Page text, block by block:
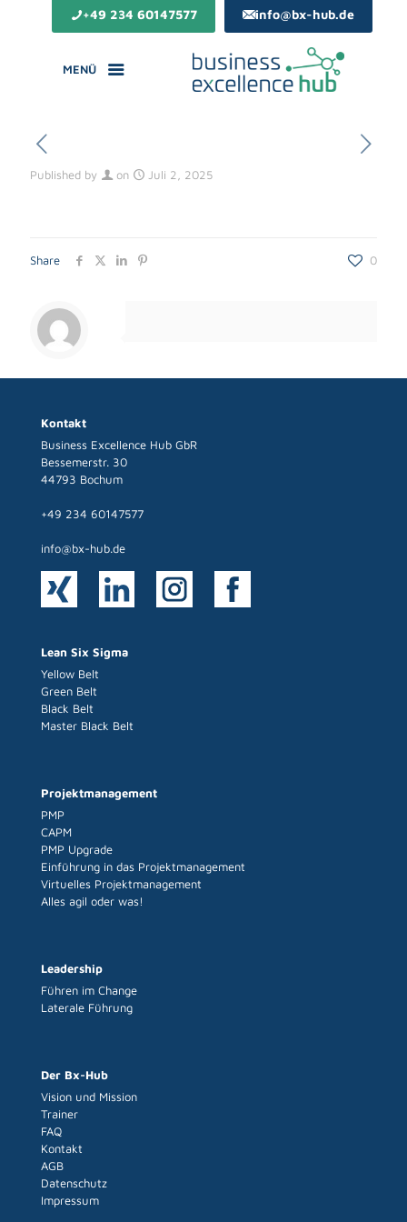
+49 234 60147577 info@bx-hub.de
MENÜ
Published by on Juli 2, 2025
Share 0
Kontakt
Business Excellence Hub GbR
Bessemerstr. 30
44793 Bochum
+49 234 60147577
info@bx-hub.de
Lean Six Sigma
Yellow Belt
Green Belt
Black Belt
Master Black Belt
Projektmanagement
PMP
CAPM
PMP Upgrade
Einführung in das Projektmanagement
Virtuelles Projektmanagement
Alles agil oder was!
Leadership
Führen im Change
Laterale Führung
Der Bx-Hub
Vision und Mission
Trainer
FAQ
Kontakt
AGB
Datenschutz
Impressum